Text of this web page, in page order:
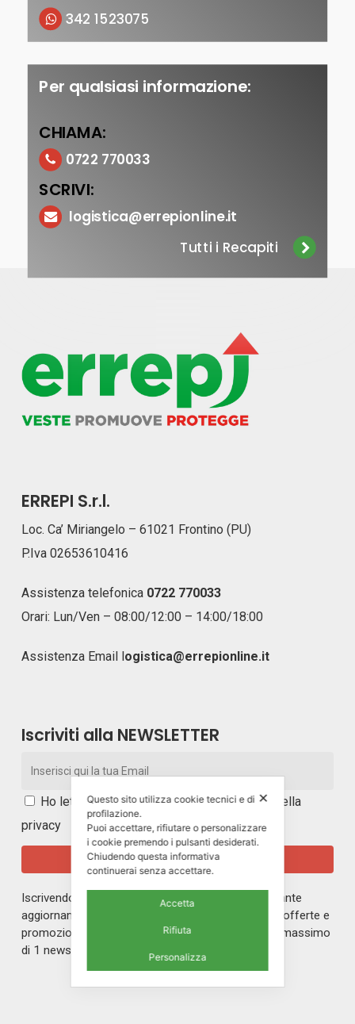
342 1523075
Per qualsiasi informazione:
CHIAMA:
0722 770033
SCRIVI:
logistica@errepionline.it
Tutti i Recapiti
ERREPI S.r.l.
Loc. Ca’ Miriangelo – 61021 Frontino (PU)
P.Iva 02653610416
Assistenza telefonica 0722 770033
Orari: Lun/Ven – 08:00/12:00 – 14:00/18:00
Assistenza Email logistica@errepionline.it
Iscriviti alla NEWSLETTER
Ho letto e accetto itermini e le condizioni della
privacy
Iscrivendoti alla nostra newsletter rimarrai in costante
aggiornamento sul mondo di ERREPI, sulle nuove offerte e
promozioni riservate ai nostri iscritti. Riceverai un massimo
di 1 newsletter al mese.
✕
Questo sito utilizza cookie tecnici e di
profilazione.
Puoi accettare, rifiutare o personalizzare
i cookie premendo i pulsanti desiderati.
Chiudendo questa informativa
continuerai senza accettare.
Accetta
Rifiuta
Personalizza